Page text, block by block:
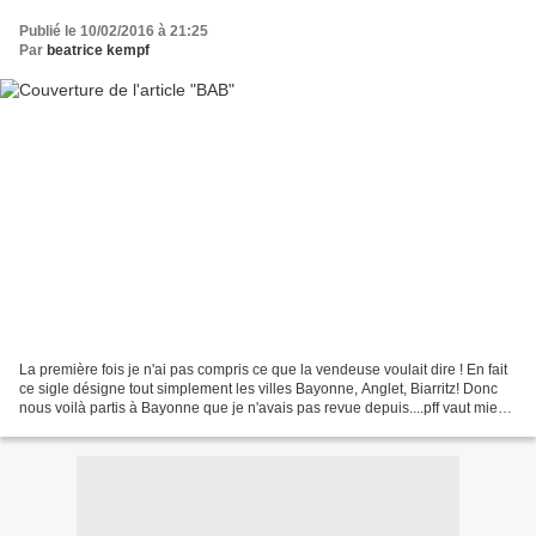
Publié le 10/02/2016 à 21:25
Par beatrice kempf
La première fois je n'ai pas compris ce que la vendeuse voulait dire ! En fait
ce sigle désigne tout simplement les villes Bayonne, Anglet, Biarritz! Donc
nous voilà partis à Bayonne que je n'avais pas revue depuis....pff vaut mieux